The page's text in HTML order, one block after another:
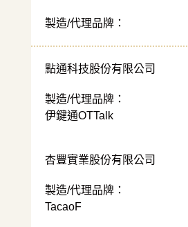
製造/代理品牌：
點通科技股份有限公司
製造/代理品牌：
伊鍵通OTTalk
杏豐實業股份有限公司
製造/代理品牌：
TacaoF